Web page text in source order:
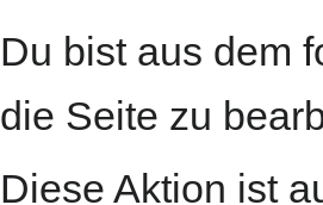
Navigation
Suche
Du bist aus dem
die Seite zu
Diese Aktion ist